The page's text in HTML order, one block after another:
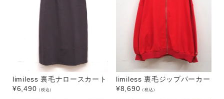
limiless 裏毛ナロースカート
¥6,490 （税込）
limiless 裏毛ジップパーカー
¥8,690 （税込）